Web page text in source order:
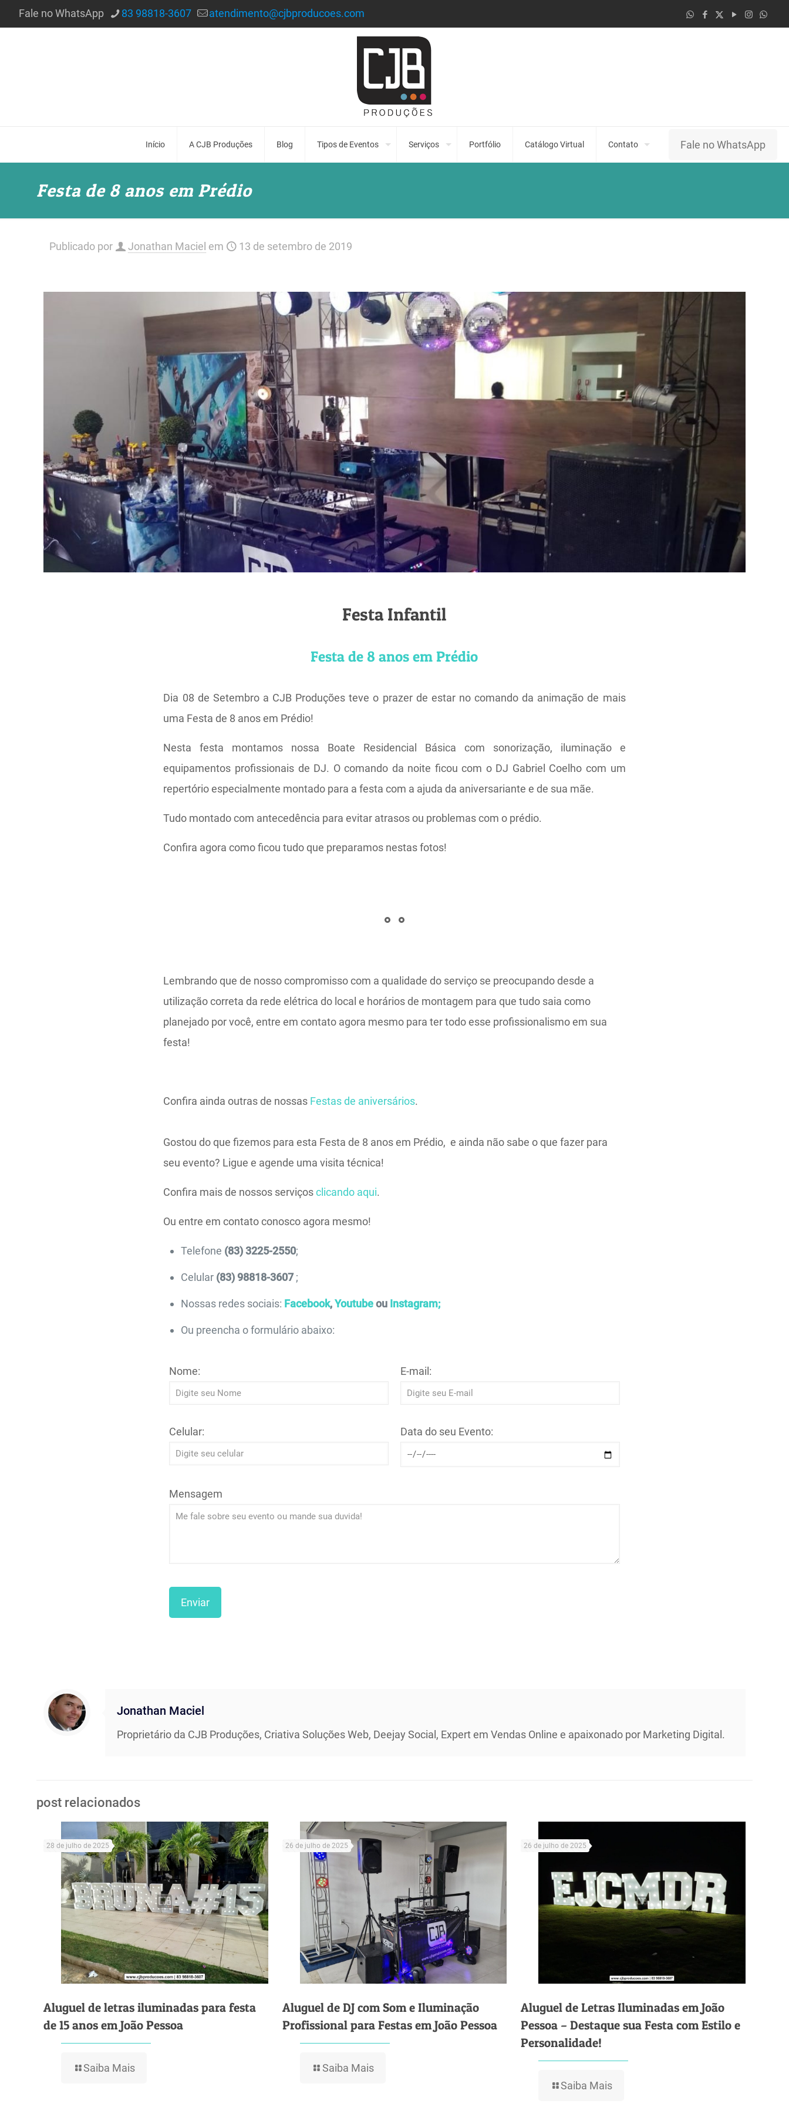
Fale no WhatsApp 83 98818-3607 atendimento@cjbproducoes.com
Início A CJB Produções Blog Tipos de Eventos Serviços Portfólio Catálogo Virtual Contato Fale no WhatsApp
Festa de 8 anos em Prédio
Publicado por Jonathan Maciel em 13 de setembro de 2019
Festa Infantil
Festa de 8 anos em Prédio
Dia 08 de Setembro a CJB Produções teve o prazer de estar no comando da animação de mais
uma Festa de 8 anos em Prédio!
Nesta festa montamos nossa Boate Residencial Básica com sonorização, iluminação e
equipamentos profissionais de DJ. O comando da noite ficou com o DJ Gabriel Coelho com um
repertório especialmente montado para a festa com a ajuda da aniversariante e de sua mãe.
Tudo montado com antecedência para evitar atrasos ou problemas com o prédio.
Confira agora como ficou tudo que preparamos nestas fotos!
Lembrando que de nosso compromisso com a qualidade do serviço se preocupando desde a
utilização correta da rede elétrica do local e horários de montagem para que tudo saia como
planejado por você, entre em contato agora mesmo para ter todo esse profissionalismo em sua
festa!
Confira ainda outras de nossas Festas de aniversários.
Gostou do que fizemos para esta Festa de 8 anos em Prédio, e ainda não sabe o que fazer para
seu evento? Ligue e agende uma visita técnica!
Confira mais de nossos serviçosclicando aqui.
Ou entre em contato conosco agora mesmo!
Telefone (83) 3225-2550;
Celular (83) 98818-3607 ;
Nossas redes sociais: Facebook,Youtubeou Instagram;
Ou preencha o formulário abaixo:
Nome: E-mail:
Celular: Data do seu Evento:
Mensagem
Jonathan Maciel
Proprietário da CJB Produções, Criativa Soluções Web, Deejay Social, Expert em Vendas Online e apaixonado por Marketing Digital.
post relacionados
28 de julho de 2025
Aluguel de letras iluminadas para festa
de 15 anos em João Pessoa
Saiba Mais
26 de julho de 2025
Aluguel de DJ com Som e Iluminação
Profissional para Festas em João Pessoa
Saiba Mais
26 de julho de 2025
Aluguel de Letras Iluminadas em João
Pessoa – Destaque sua Festa com Estilo e
Personalidade!
Saiba Mais